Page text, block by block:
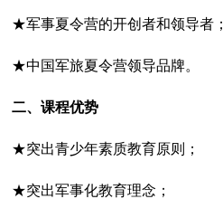
★军事夏令营的开创者和领导者；
★中国军旅夏令营领导品牌。
二、课程优势
★突出青少年素质教育原则；
★突出军事化教育理念；